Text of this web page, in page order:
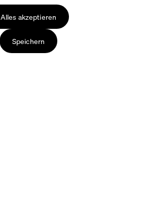
Alles akzeptieren
Speichern
Impressum